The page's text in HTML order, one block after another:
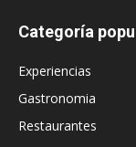
Categoría
Experiencias
Gastronomia
Restaurantes